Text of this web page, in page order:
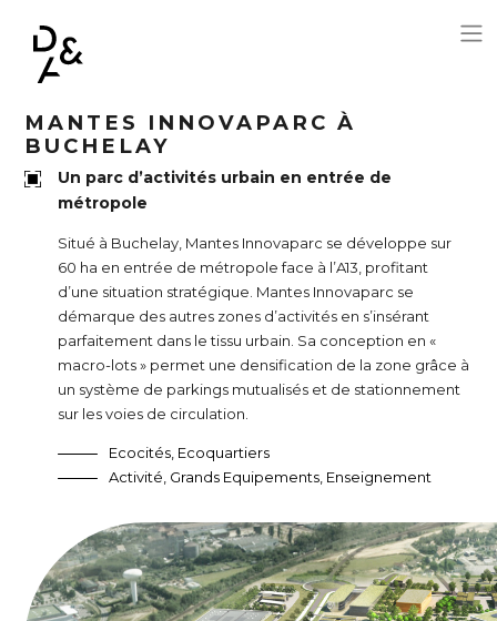
MANTES INNOVAPARC À
BUCHELAY
Un parc d’activités urbain en entrée de
métropole
Situé à Buchelay, Mantes Innovaparc se développe sur
60 ha en entrée de métropole face à l’A13, profitant
d’une situation stratégique. Mantes Innovaparc se
démarque des autres zones d’activités en s’insérant
parfaitement dans le tissu urbain. Sa conception en «
macro-lots » permet une densification de la zone grâce à
un système de parkings mutualisés et de stationnement
sur les voies de circulation.
Ecocités, Ecoquartiers
Activité, Grands Equipements, Enseignement